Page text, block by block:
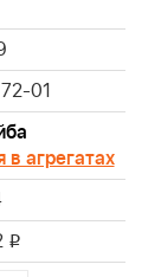
01
агрегатах
i